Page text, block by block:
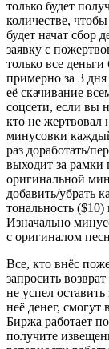
только будет
количестве,
будет начат сбор
заявку с
только все
примерно за 3
её скачивание
соцсети, если вы
кто не жертвовал
минусовки
раз доработать/
выходит за рамки
оригинальной
добавить/убрать
тональность
Изначально
с оригиналом
Все, кто внёс
запросить
не успел
неё денег, смогут
Биржа работает
получите